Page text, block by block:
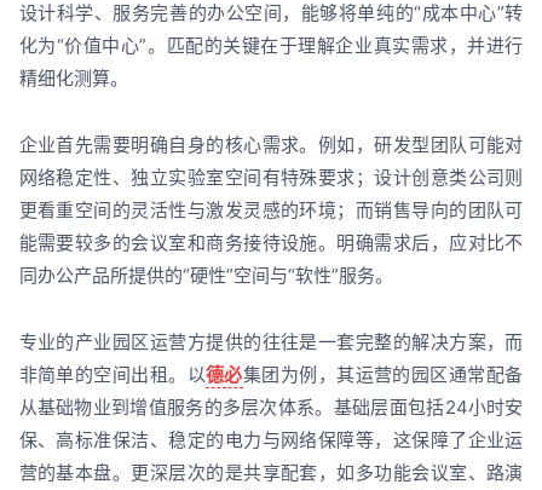
设计科学、服务完善的办公空间，能够将单纯的“成本中心”转
化为“价值中心”。匹配的关键在于理解企业真实需求，并进行
精细化测算。
企业首先需要明确自身的核心需求。例如，研发型团队可能对
网络稳定性、独立实验室空间有特殊要求；设计创意类公司则
更看重空间的灵活性与激发灵感的环境；而销售导向的团队可
能需要较多的会议室和商务接待设施。明确需求后，应对比不
同办公产品所提供的“硬性”空间与“软性”服务。
专业的产业园区运营方提供的往往是一套完整的解决方案，而
非简单的空间出租。以德必集团为例，其运营的园区通常配备
从基础物业到增值服务的多层次体系。基础层面包括24小时安
保、高标准保洁、稳定的电力与网络保障等，这保障了企业运
营的基本盘。更深层次的是共享配套，如多功能会议室、路演